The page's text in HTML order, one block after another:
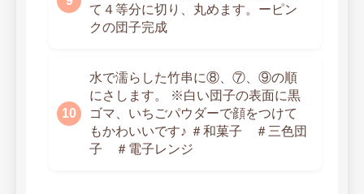
て４等分に切り、丸めます。ーピン
クの団子完成
水で濡らした竹串に⑧、⑦、⑨の順
にさします。 ※白い団子の表面に黒
ゴマ、いちごパウダーで顔をつけて
もかわいいです♪ ＃和菓子 ＃三色団
子 ＃電子レンジ